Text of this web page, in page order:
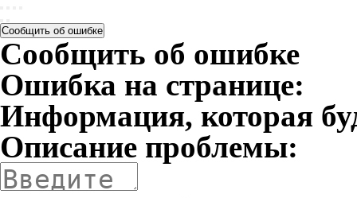
Сообщить об ошибке
Сообщить об ошибке
Ошибка на странице:
Информация, которая
Описание проблемы: